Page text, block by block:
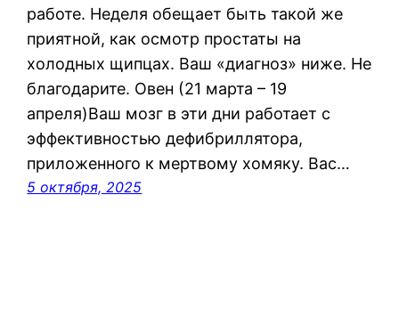
работе. Неделя обещает быть такой же
приятной, как осмотр простаты на
холодных щипцах. Ваш «диагноз» ниже. Не
благодарите. Овен (21 марта – 19
апреля)Ваш мозг в эти дни работает с
эффективностью дефибриллятора,
приложенного к мертвому хомяку. Вас…
5 октября, 2025